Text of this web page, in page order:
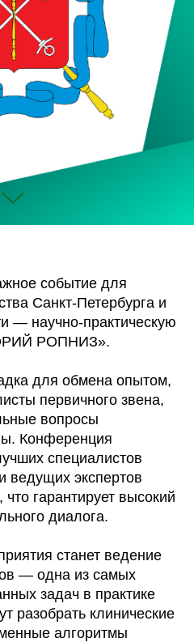
событие для
Санкт-Петербурга и
— научно-практическую
РОПНИЗ».
для обмена опытом,
первичного звена,
вопросы
Конференция
специалистов
ведущих экспертов
гарантирует высокий
диалога.
станет ведение
— одна из самых
задач в практике
разобрать клинические
алгоритмы